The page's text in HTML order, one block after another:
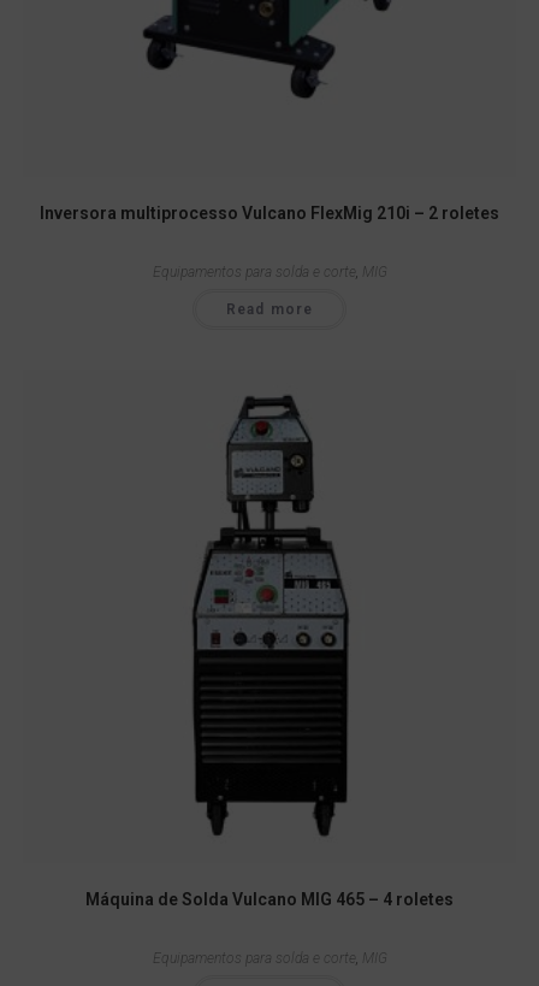
Inversora multiprocesso Vulcano FlexMig 210i – 2 roletes
Equipamentos para solda e corte, MIG
Read more
Máquina de Solda Vulcano MIG 465 – 4 roletes
Equipamentos para solda e corte, MIG